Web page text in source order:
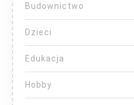
Budownictwo
Dzieci
Edukacja
Hobby